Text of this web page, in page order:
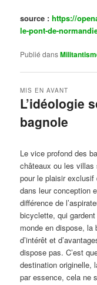
source :https://
le-pont-de-
Publié dans
L’idéologie
bagnole
MIS EN AVANT
Le vice profond des
châteaux ou les
pour le plaisir exclusif
dans leur conception
différence de
bicyclette, qui
monde en dispose, la
d’intérêt et
dispose pas. C’est
destination originelle,
par essence, cela ne